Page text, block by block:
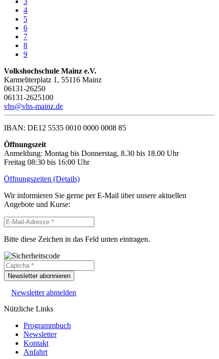
4
5
6
7
8
9
Volkshochschule Mainz e.V.
Karmeliterplatz 1, 55116 Mainz
06131-26250
06131-2625100
vhs@vhs-mainz.de
IBAN: DE12 5535 0010 0000 0008 85
Öffnungszeit
Anmeldung: Montag bis Donnerstag, 8.30 bis 18.00 Uhr
Freitag 08:30 bis 16:00 Uhr
Öffnungszeiten (Details)
Wir informieren Sie gerne per E-Mail über unsere aktuellen
Angebote und Kurse:
Bitte diese Zeichen in das Feld unten eintragen.
Newsletter abonnieren
Newsletter abmelden
Nützliche Links
Programmbuch
Newsletter
Kontakt
Anfahrt